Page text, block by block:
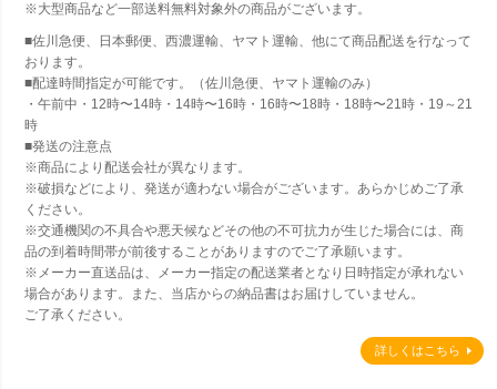
※大型商品など一部送料無料対象外の商品がございます。
■佐川急便、日本郵便、西濃運輸、ヤマト運輸、他にて商品配送を行なって
おります。
■配達時間指定が可能です。（佐川急便、ヤマト運輸のみ）
・午前中・12時〜14時・14時〜16時・16時〜18時・18時〜21時・19～21
時
■発送の注意点
※商品により配送会社が異なります。
※破損などにより、発送が適わない場合がございます。あらかじめご了承
ください。
※交通機関の不具合や悪天候などその他の不可抗力が生じた場合には、商
品の到着時間帯が前後することがありますのでご了承願います。
※メーカー直送品は、メーカー指定の配送業者となり日時指定が承れない
場合があります。また、当店からの納品書はお届けしていません。
ご了承ください。
詳しくはこちら